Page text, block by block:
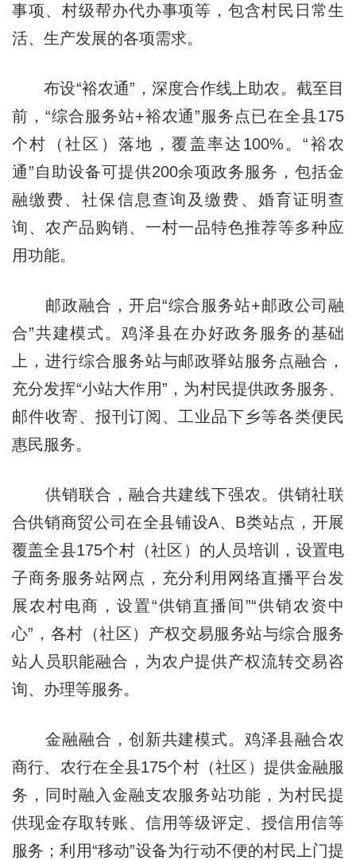
事项、村级帮办代办事项等，包含村民日常生
活、生产发展的各项需求。
布设“裕农通”，深度合作线上助农。截至目
前，“综合服务站+裕农通”服务点已在全县175
个村（社区）落地，覆盖率达100%。“裕农
通”自助设备可提供200余项政务服务，包括金
融缴费、社保信息查询及缴费、婚育证明查
询、农产品购销、一村一品特色推荐等多种应
用功能。
邮政融合，开启“综合服务站+邮政公司融
合”共建模式。鸡泽县在办好政务服务的基础
上，进行综合服务站与邮政驿站服务点融合，
充分发挥“小站大作用”，为村民提供政务服务、
邮件收寄、报刊订阅、工业品下乡等各类便民
惠民服务。
供销联合，融合共建线下强农。供销社联
合供销商贸公司在全县铺设A、B类站点，开展
覆盖全县175个村（社区）的人员培训，设置电
子商务服务站网点，充分利用网络直播平台发
展农村电商，设置“供销直播间”“供销农资中
心”，各村（社区）产权交易服务站与综合服务
站人员职能融合，为农户提供产权流转交易咨
询、办理等服务。
金融融合，创新共建模式。鸡泽县融合农
商行、农行在全县175个村（社区）提供金融服
务，同时融入金融支农服务站功能，为村民提
供现金存取转账、信用等级评定、授信用信等
服务；利用“移动”设备为行动不便的村民上门提